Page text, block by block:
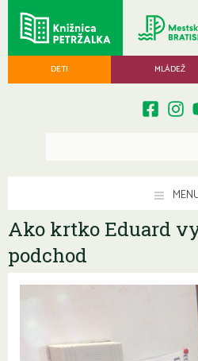
DETI MLÁDEŽ
Ako krtko Eduard
podchod